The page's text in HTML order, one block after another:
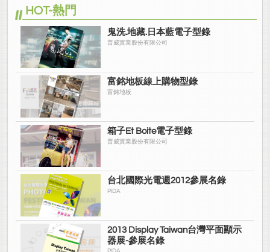
HOT-熱門
鬼洗.地藏.日本藍電子型錄
普威實業股份有限公司
富銘地板線上購物型錄
富銘地板
箱子Et Boite電子型錄
普威實業股份有限公司
台北國際光電週2012參展名錄
PIDA
2013 Display Taiwan台灣平面顯示
器展-參展名錄
PIDA